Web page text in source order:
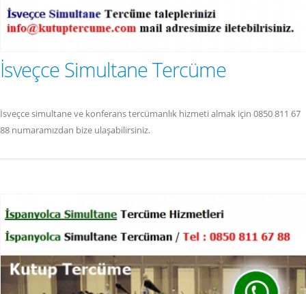
İsveçce Simultane Tercüme
İsveçce simultane ve konferans tercümanlık hizmeti almak için 0850 811 67
88 numaramızdan bize ulaşabilirsiniz.